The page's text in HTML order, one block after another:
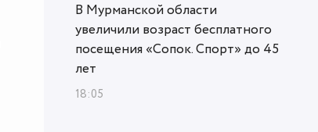
В Мурманской области
увеличили возраст бесплатного
посещения «Сопок. Спорт» до 45
лет
18:05